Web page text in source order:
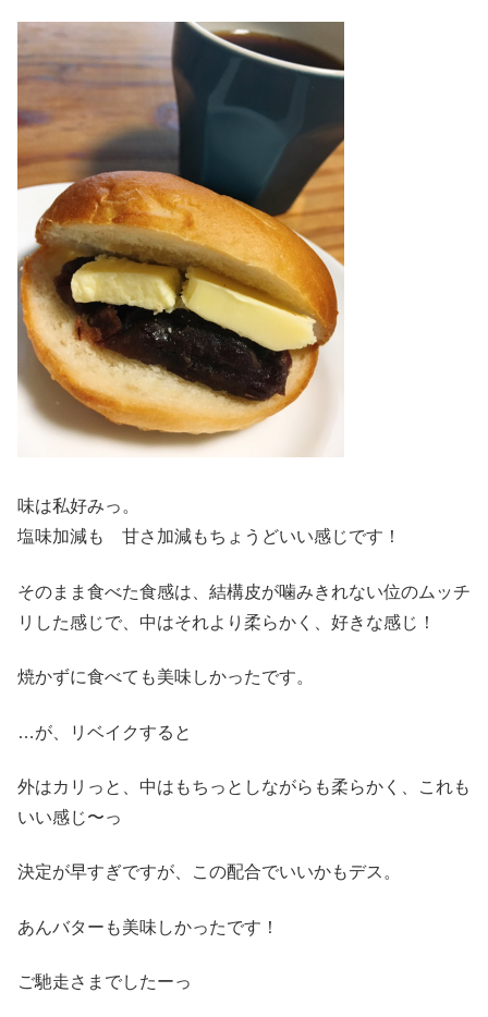
味は私好みっ。
塩味加減も 甘さ加減もちょうどいい感じです！
そのまま食べた食感は、結構皮が噛みきれない位のムッチ
リした感じで、中はそれより柔らかく、好きな感じ！
焼かずに食べても美味しかったです。
…が、リベイクすると
外はカリっと、中はもちっとしながらも柔らかく、これも
いい感じ〜っ
決定が早すぎですが、この配合でいいかもデス。
あんバターも美味しかったです！
ご馳走さまでしたーっ